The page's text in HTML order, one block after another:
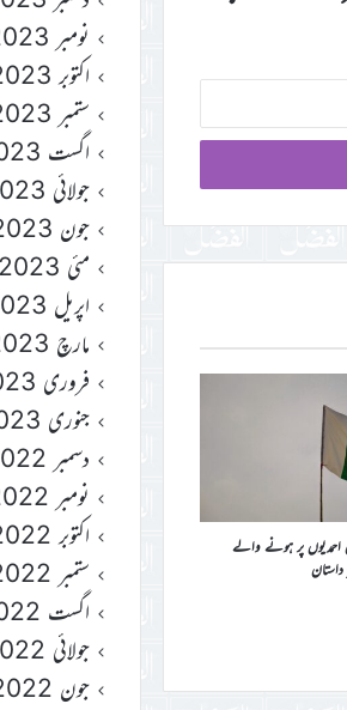
احمدیوں پر ہونے والے
داستان
نومبر 2023
اکتوبر 2023
ستمبر 2023
اگست 2023
جولائی 2023
جون 2023
مئی 2023
اپریل 2023
مارچ 2023
فروری 2023
جنوری 2023
دسمبر 2022
نومبر 2022
اکتوبر 2022
ستمبر 2022
اگست 2022
جولائی 2022
جون 2022